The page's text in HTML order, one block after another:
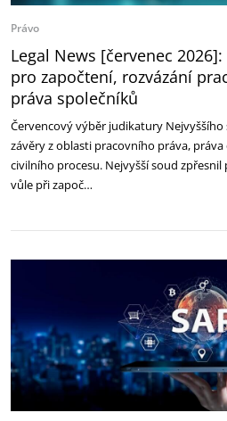
Právo
Legal News [červenec
pro započtení, rozvázání
práva společníků
Červencový výběr judikatury
závěry z oblasti pracovního práva,
civilního procesu. Nejvyšší soud
vůle při započ…